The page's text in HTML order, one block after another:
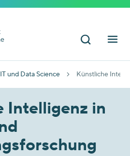
IT und Data Science Künstliche
Intelligenz in